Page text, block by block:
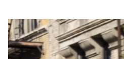
Slide 1 of 4